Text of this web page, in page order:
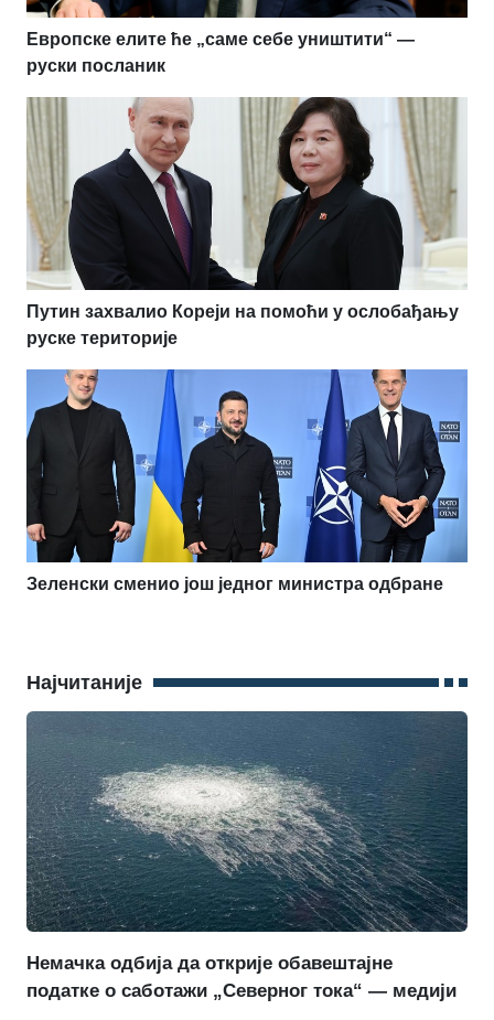
Европске елите ће „саме себе уништити“ —
руски посланик
Путин захвалио Кореји на помоћи у ослобађању
руске територије
Зеленски сменио још једног министра одбране
Најчитаније
Немачка одбија да открије обавештајне
податке о саботажи „Северног тока“ — медији